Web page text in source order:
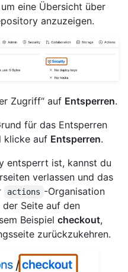
um eine Übersicht über
anzuzeigen.
Zugriff“ auf Entsperren.
für das Entsperren
klicke auf Entsperren.
entsperrt ist, kannst du
verlassen und das
actions -Organisation
Seite auf den
Beispiel checkout,
zurückzukehren.